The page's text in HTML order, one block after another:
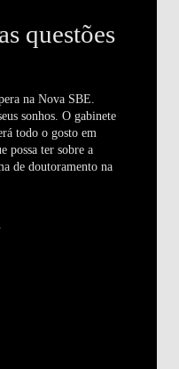
questões
na Nova SBE.
sonhos. O gabinete
todo o gosto em
possa ter sobre a
de doutoramento na